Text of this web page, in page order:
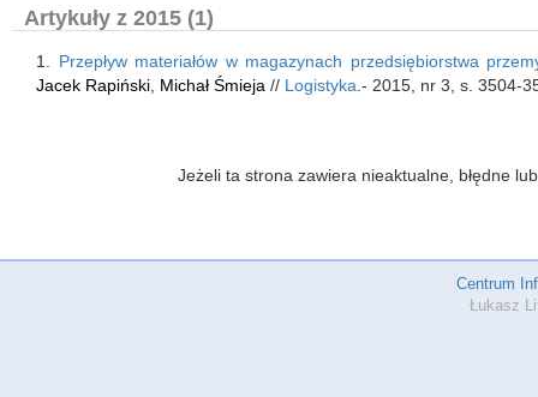
Artykuły z 2015 (1)
1. Przepływ materiałów w magazynach przedsiębiorstwa
Jacek Rapiński Michał Śmieja // Logistyka .- 2015, nr 3, s. 3504-
Jeżeli ta strona zawiera nieaktualne, błędne
Centrum
Łukasz